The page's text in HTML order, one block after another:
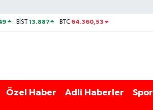
BİST13.887 BTC 64.360,53
Özel Haber Adli Haberler Spor